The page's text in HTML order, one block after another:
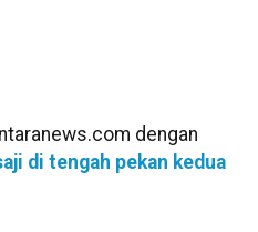
dengan
di tengah pekan kedua